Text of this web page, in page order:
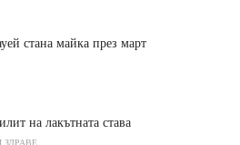
стана майка през март
на лакътната става